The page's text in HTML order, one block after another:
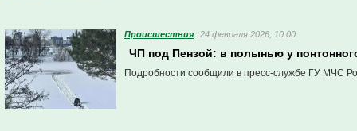
Проиcшествия 24 февраля 2026, 10:00
ЧП под Пензой: в полынью у
Подробности сообщили в пресс-службе ГУ МЧС